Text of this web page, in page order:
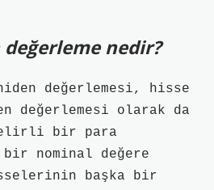
nedir?
değerlemesi, hisse
değerlemesi olarak da
bir para
nominal değere
başka bir